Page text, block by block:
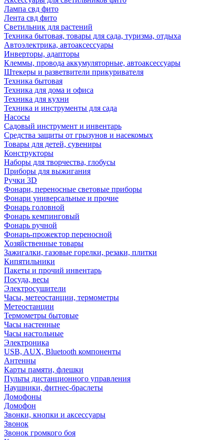
Лампа свд фито
Лента свд фито
Светильник для растений
Техника бытовая, товары для сада, туризма, отдыха
Автоэлектрика, автоаксессуары
Инверторы, адапторы
Клеммы, провода аккумуляторные, автоаксессуары
Штекеры и разветвители прикуривателя
Техника бытовая
Техника для дома и офиса
Техника для кухни
Техника и инструменты для сада
Насосы
Садовый инструмент и инвентарь
Средства защиты от грызунов и насекомых
Товары для детей, сувениры
Конструкторы
Наборы для творчества, глобусы
Приборы для выжигания
Ручки 3D
Фонари, переносные световые приборы
Фонари универсальные и прочие
Фонарь головной
Фонарь кемпинговый
Фонарь ручной
Фонарь-прожектор переносной
Хозяйственные товары
Зажигалки, газовые горелки, резаки, плитки
Кипятильники
Пакеты и прочий инвентарь
Посуда, весы
Электросушители
Часы, метеостанции, термометры
Метеостанции
Термометры бытовые
Часы настенные
Часы настольные
Электроника
USB, AUX, Bluetooth компоненты
Антенны
Карты памяти, флешки
Пульты дистанционного управления
Наушники, фитнес-браслеты
Домофоны
Домофон
Звонки, кнопки и аксессуары
Звонок
Звонок громкого боя